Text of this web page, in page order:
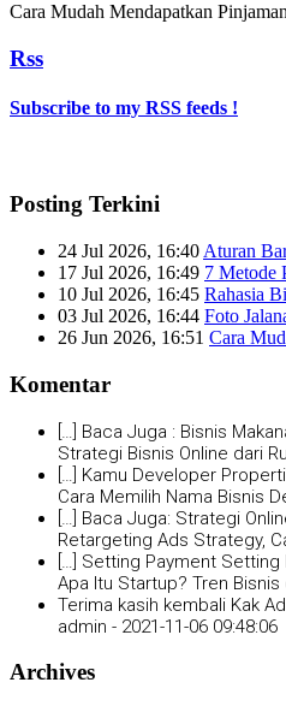
Cara Mudah Mendapatkan
Rss
Subscribe to my RSS feeds !
Posting Terkini
24 Jul 2026, 16:40 Aturan
17 Jul 2026, 16:49 7 Metode
10 Jul 2026, 16:45 Rahasia
03 Jul 2026, 16:44 Foto
26 Jun 2026, 16:51 Cara
Komentar
[…] Baca Juga : Bisnis
Strategi Bisnis Online dari
[…] Kamu Developer
Cara Memilih Nama Bisnis
[…] Baca Juga: Strategi
Retargeting Ads Strategy,
[…] Setting Payment
Apa Itu Startup? Tren Bisnis
Terima kasih kembali Kak
admin - 2021-11-06 09:48:06
Archives